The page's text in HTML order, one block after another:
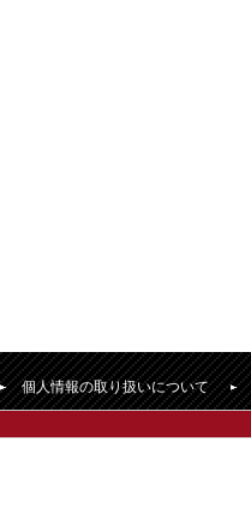
個人情報の取り扱いについて